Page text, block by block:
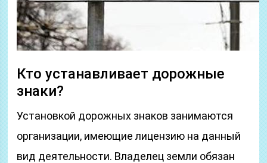
Кто устанавливает дорожные
знаки?
Установкой дорожных знаков занимаются
организации, имеющие лицензию на данный
вид деятельности. Владелец земли обязан